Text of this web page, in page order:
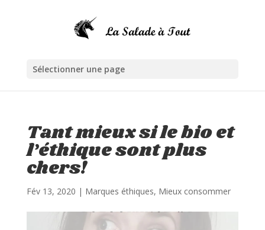
Sélectionner une page
Tant mieux si le bio et
l’éthique sont plus
chers!
Fév 13, 2020 | Marques éthiques, Mieux consommer